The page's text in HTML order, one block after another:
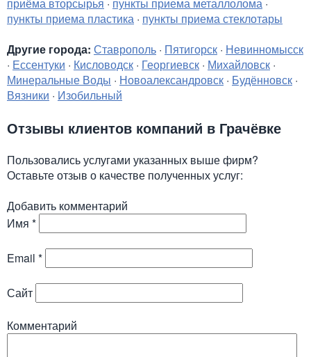
пункты приема пластика · пункты приема стеклотары
Другие города: Ставрополь · Пятигорск · Невинномысск
· Ессентуки · Кисловодск · Георгиевск · Михайловск ·
Минеральные Воды · Новоалександровск · Будённовск ·
Вязники · Изобильный
Отзывы клиентов компаний в Грачёвке
Пользовались услугами указанных выше фирм?
Оставьте отзыв о качестве полученных услуг:
Добавить комментарий
Имя *
Email *
Сайт
Комментарий